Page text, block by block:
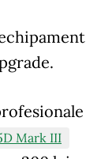
Mark III